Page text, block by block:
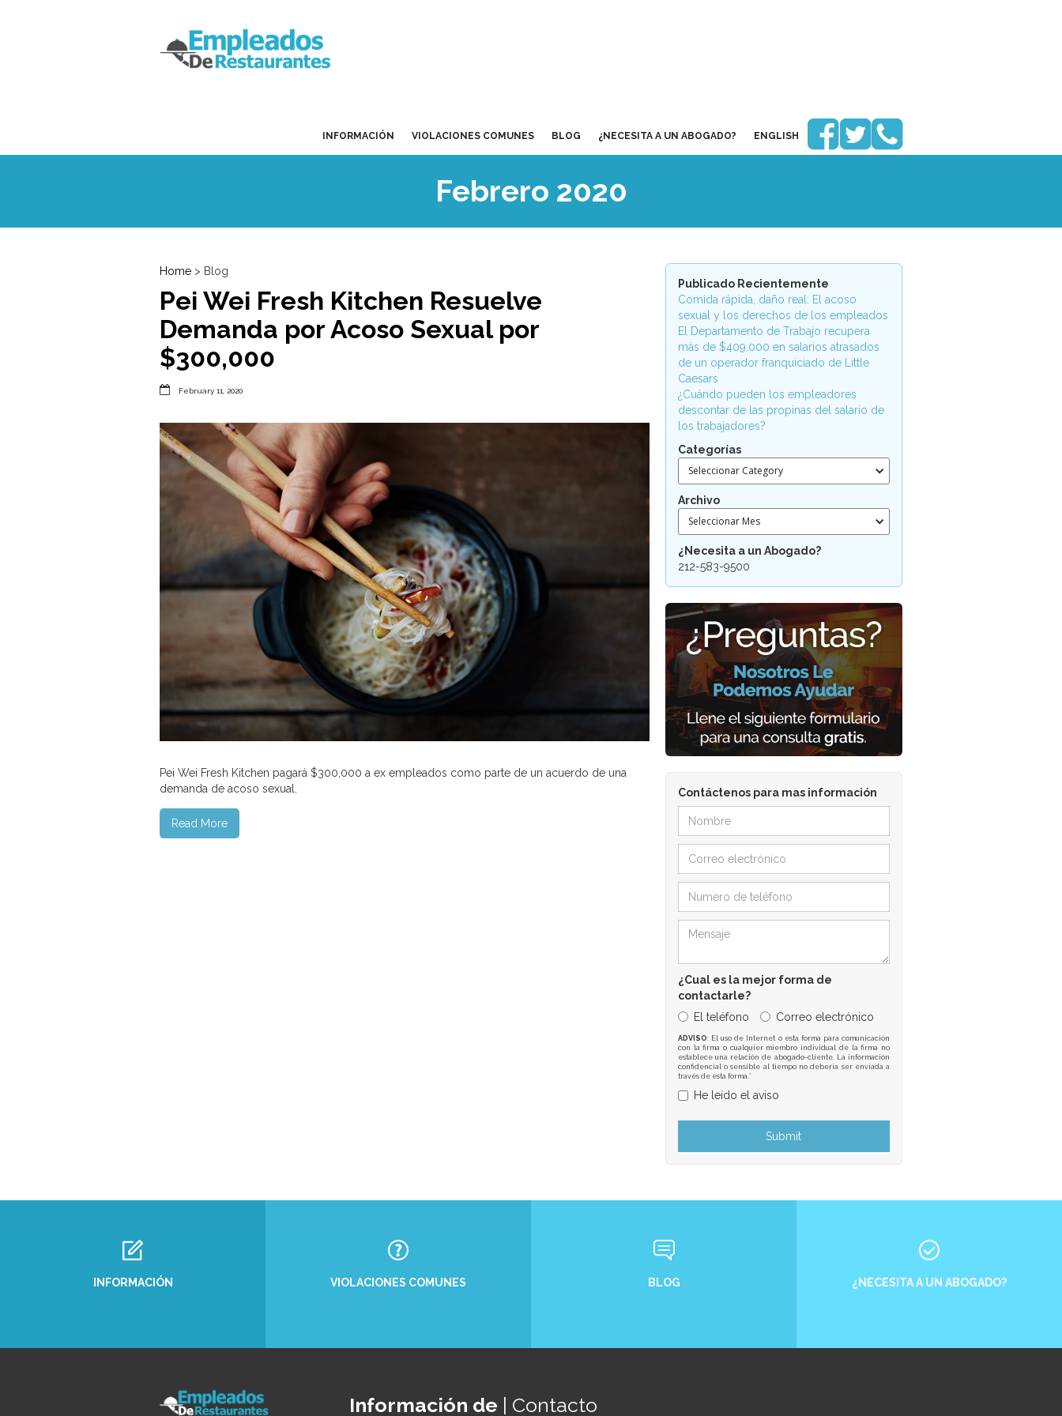
INFORMACIÓN VIOLACIONES COMUNES BLOG ¿NECESITA A UN ABOGADO? ENGLISH 
Febrero 2020
Home > Blog
Pei Wei Fresh Kitchen Resuelve
Demanda por Acoso Sexual por
$300,000
 February 11, 2020
Pei Wei Fresh Kitchen pagará $300,000 a ex empleados como parte de un acuerdo de una
demanda de acoso sexual.
Read More
Publicado Recientemente
Comida rápida, daño real: El acoso
sexual y los derechos de los empleados
El Departamento de Trabajo recupera
más de $409,000 en salarios atrasados
de un operador franquiciado de Little
Caesars
¿Cuándo pueden los empleadores
descontar de las propinas del salario de
los trabajadores?
Categorías
Seleccionar Category
Archivo
Seleccionar Mes
¿Necesita a un Abogado?
212-583-9500
Contáctenos para mas información
¿Cual es la mejor forma de
contactarle?
El teléfono
Correo electrónico
ADVISO: El uso de Internet o esta forma para comunicación
con la firma o cualquier miembro individual de la firma no
establece una relación de abogado-cliente. La información
confidencial o sensible al tiempo no debería ser enviada a
través de esta forma.*
He leído el aviso
INFORMACIÓN VIOLACIONES COMUNES BLOG ¿NECESITA A UN ABOGADO?
Información de | Contacto